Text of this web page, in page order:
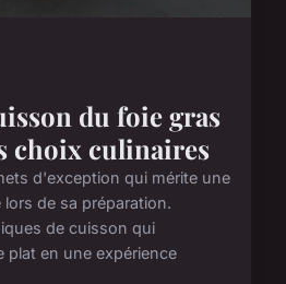
du foie gras
choix culinaires
d'exception qui mérite une
de sa préparation.
de cuisson qui
en une expérience